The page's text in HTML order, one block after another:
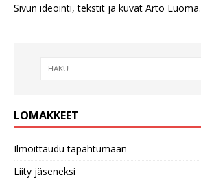
Sivun ideointi, tekstit ja kuvat Arto Luoma.
LOMAKKEET
Ilmoittaudu tapahtumaan
Liity jäseneksi